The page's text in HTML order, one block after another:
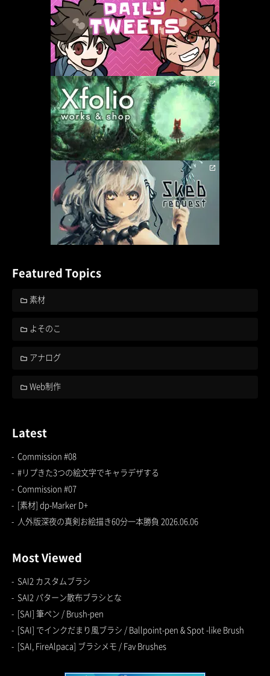
Featured Topics
素材
よそのこ
アナログ
Web制作
Latest
Commission #08
#リプきた3つの絵文字でキャラデザする
Commission #07
[素材] dp-Marker D+
人外版深夜の真剣お絵描き60分一本勝負 2026.06.06
Most Viewed
SAI2 カスタムブラシ
SAI2 パターン散布ブラシとな
[SAI] 筆ペン / Brush-pen
[SAI] でインクだまり風ブラシ / Ballpoint-pen & Spot -like Brush
[SAI, FireAlpaca] ブラシメモ / Fav Brushes